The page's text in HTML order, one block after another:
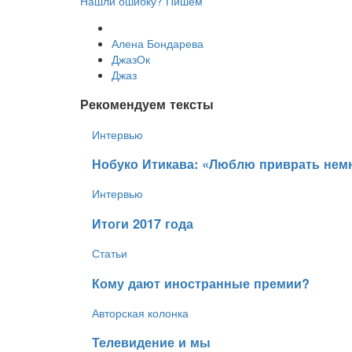
Алена Бондарева
ДжазОк
Джаз
Рекомендуем тексты
Интервью
​Нобуко Итикава: «Люблю приврать
Интервью
​Итоги 2017 года
Статьи
​Кому дают иностранные премии?
Авторская колонка
​Телевидение и мы